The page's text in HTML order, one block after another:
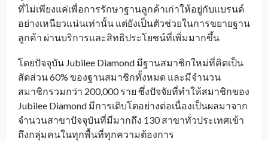
ที่ไม่เพียงแค่เพื่อการรักษาฐานลูกค้าเก่าให้อยู่กับแบรนด์
อย่างเหนียวแน่นเท่านั้น แต่ยังเป็นตัวช่วยในการขยายฐาน
ลูกค้า ผ่านบริการและสิทธิประโยชน์ที่เพิ่มมากขึ้น
โดยปัจจุบัน Jubilee Diamond มีฐานสมาชิกใหม่ที่คิดเป็น
สัดส่วน 60% ของฐานสมาชิกทั้งหมด และมีจำนวน
สมาชิกรวมกว่า 200,000 ราย ซึ่งปัจจัยที่ทำให้สมาชิกของ
Jubilee Diamond มีการเติบโตอย่างต่อเนื่องเป็นผลมาจาก
จำนวนสาขาปัจจุบันที่มีมากถึง 130 สาขาทั่วประเทศเข้า
ถึงกลุ่มคนในทุกพื้นที่ทุกความต้องการ